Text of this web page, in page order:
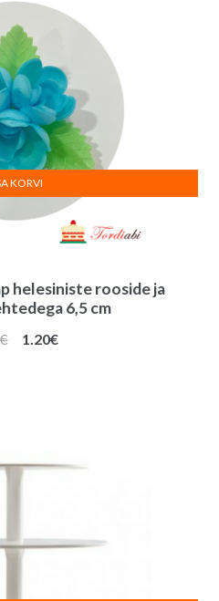
helesiniste rooside ja
6,5 cm
Algne
1.20€Praegune
KORVI